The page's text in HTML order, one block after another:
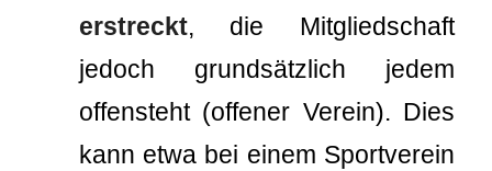
erstreckt, die Mitgliedschaft
jedoch grundsätzlich jedem
offensteht (offener Verein). Dies
kann etwa bei einem Sportverein